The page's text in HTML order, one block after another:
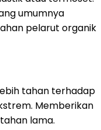
umumnya
pelarut organik
tahan terhadap
Memberikan
lama.